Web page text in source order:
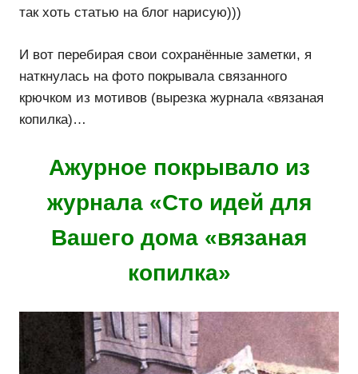
так хоть статью на блог нарисую)))
И вот перебирая свои сохранённые заметки, я
наткнулась на фото покрывала связанного
крючком из мотивов (вырезка журнала «вязаная
копилка)…
Ажурное покрывало из
журнала «Сто идей для
Вашего дома «вязаная
копилка»